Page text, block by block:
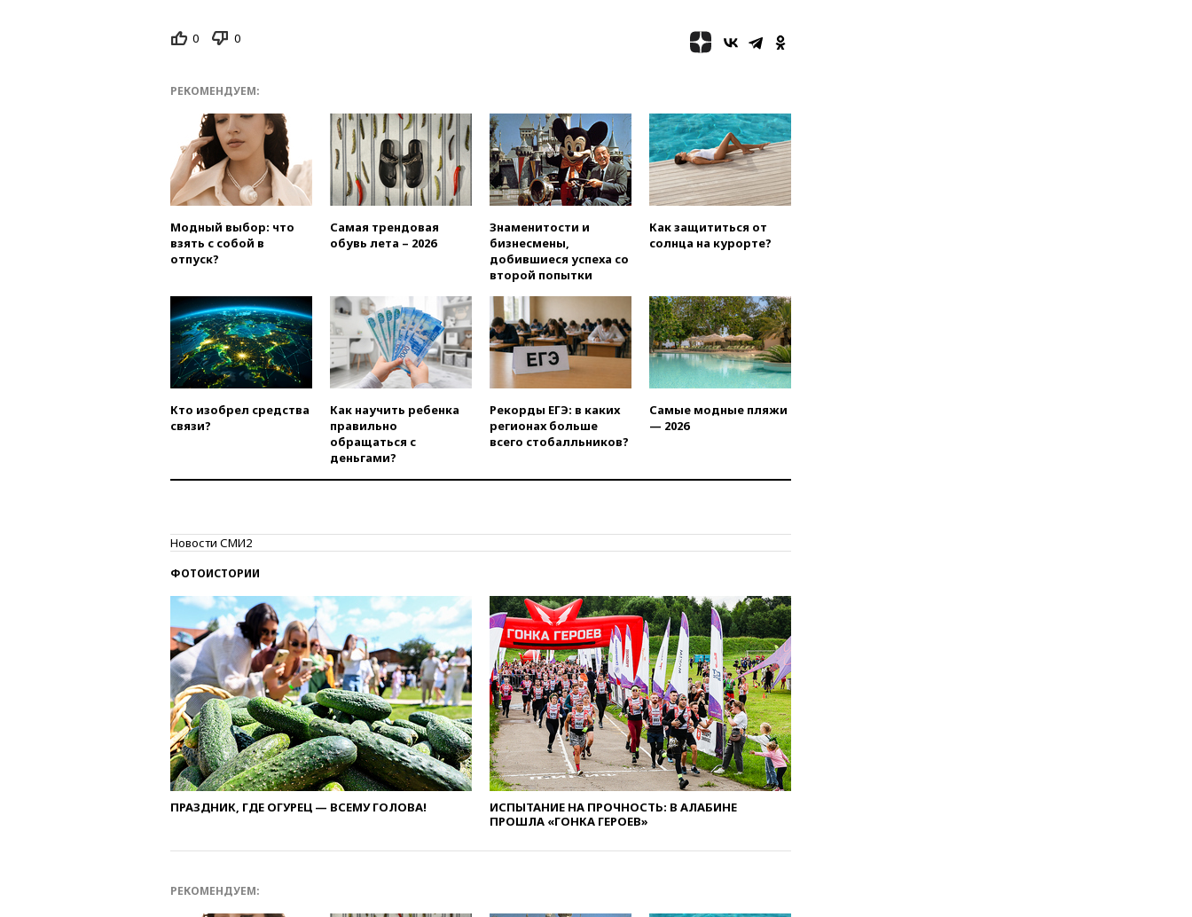
Путин назвал 76-ю
гвардейскую десантно-
вчера, 22:15Путин заслушал
доклад о ситуации на
добропольском направлении
вчера, 21:58Генпрокуратура
признала нежелательным в
РФ американский Human
Rights Foundation
вчера, 21:35 «Аэрофлот»
отменяет часть рейсов в Сочи
вчера, 21:25Руслан Терновой
выиграл золото чемпионата
Европы в прыжках с 10-
метровой вышки
вчера, 21:10РФ не получала
обращений о прекращении
концессии строительства ж/д
в Армении
обсуждают эксперимент по
россиянам могут
рекомендовать не посещать
вчера, 20:35ПВО за день
сбила еще 281 украинский
беспилотник над Россией
вчера, 20:27Ямпольская
призвала оптимизировать
олимпиады для поступления в
вузы
вчера, 20:15 Минтранс
предложил оплачивать
защиту дорог от БПЛА из
средств на ремонт
вчера, 20:00Зеленский 8
августа посетит Сербию с
0 0
РЕКОМЕНДУЕМ:
Модный выбор: что
взять с собой в
отпуск?
Самая трендовая
обувь лета – 2026
Знаменитости и
бизнесмены,
добившиеся успеха со
второй попытки
Как защититься от
солнца на курорте?
Кто изобрел средства
связи?
Как научить ребенка
правильно
обращаться с
деньгами?
Рекорды ЕГЭ: в каких
регионах больше
всего стобалльников?
Самые модные пляжи
— 2026
Новости СМИ2
ФОТОИСТОРИИ
ПРАЗДНИК, ГДЕ ОГУРЕЦ — ВСЕМУ ГОЛОВА!
ИСПЫТАНИЕ НА ПРОЧНОСТЬ: В АЛАБИНЕ
ПРОШЛА «ГОНКА ГЕРОЕВ»
РЕКОМЕНДУЕМ: